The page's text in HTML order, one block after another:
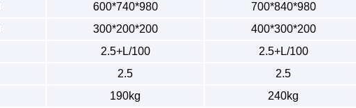
600*740*980 700*840*980
300*200*200 400*300*200
2.5+L/100 2.5+L/100
2.5 2.5
190kg 240kg